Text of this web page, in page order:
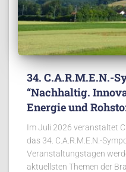
34. C.A.R.M.E.N.-
“Nachhaltig.
Energie und
Im Juli 2026 veranstaltet
das 34. C.A.R.M.E.N.-
Veranstaltungstagen
aktuellsten Themen der